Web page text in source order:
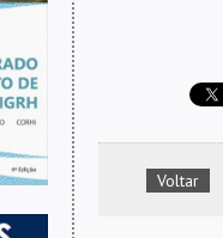
Voltar